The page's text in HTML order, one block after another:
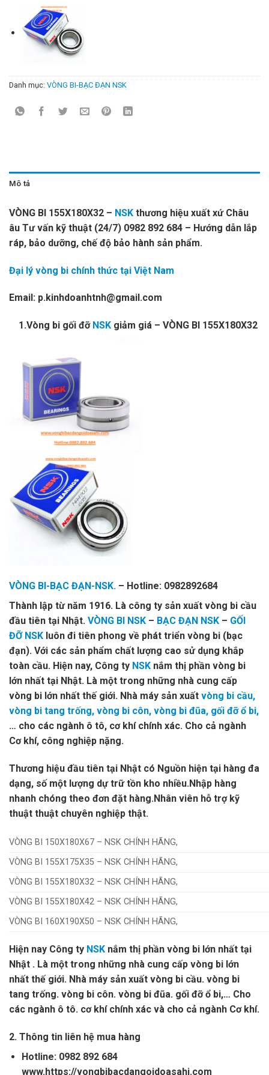
Danh mục: VÒNG BI-BẠC ĐẠN NSK
Mô tả
VÒNG BI 155X180X32 – NSK thương hiệu xuất xứ Châu
âu Tư vấn kỹ thuật (24/7) 0982 892 684 – Hướng dẫn lắp
ráp, bảo dưỡng, chế độ bảo hành sản phẩm.
Đại lý vòng bi chính thức tại Việt Nam
Email: p.kinhdoanhtnh@gmail.com
1.Vòng bi gối đỡ NSK giảm giá – VÒNG BI 155X180X32
VÒNG BI-BẠC ĐẠN-NSK. – Hotline: 0982892684
Thành lập từ năm 1916. Là công ty sản xuất vòng bi cầu
đầu tiên tại Nhật. VÒNG BI NSK – BẠC ĐẠN NSK – GỐI
ĐỠ NSK luôn đi tiên phong về phát triển vòng bi (bạc
đạn). Với các sản phẩm chất lượng cao sử dụng khắp
toàn cầu. Hiện nay, Công ty NSK nắm thị phần vòng bi
lớn nhất tại Nhật. Là một trong những nhà cung cấp
vòng bi lớn nhất thế giới. Nhà máy sản xuất vòng bi cầu,
vòng bi tang trống, vòng bi côn, vòng bi đũa, gối đỡ ổ bi,
… cho các ngành ô tô, cơ khí chính xác. Cho cả ngành
Cơ khí, công nghiệp nặng.
Thương hiệu đầu tiên tại Nhật có Nguồn hiện tại hàng đa
dạng, số một lượng dự trữ tồn kho nhiều.Nhập hàng
nhanh chóng theo đơn đặt hàng.Nhân viên hỗ trợ kỹ
thuật thuật chuyên nghiệp thật.
VÒNG BI 150X180X67 – NSK CHÍNH HÃNG,
VÒNG BI 155X175X35 – NSK CHÍNH HÃNG,
VÒNG BI 155X180X32 – NSK CHÍNH HÃNG,
VÒNG BI 155X180X42 – NSK CHÍNH HÃNG,
VÒNG BI 160X190X50 – NSK CHÍNH HÃNG,
Hiện nay Công ty NSK nắm thị phần vòng bi lớn nhất tại
Nhật . Là một trong những nhà cung cấp vòng bi lớn
nhất thế giới. Nhà máy sản xuất vòng bi cầu. vòng bi
tang trống. vòng bi côn. vòng bi đũa. gối đỡ ổ bi,… Cho
các ngành ô tô. cơ khí chính xác và cho cả ngành Cơ khí.
2. Thông tin liên hệ mua hàng
Hotline: 0982 892 684
www.https://vongbibacdangoidoasahi.com